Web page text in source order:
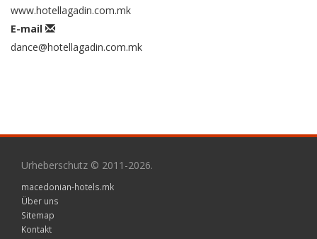
www.hotellagadin.com.mk
E-mail
dance@hotellagadin.com.mk
Urheberschutz © 2011-2026.
macedonian-hotels.mk
Über uns
Sitemap
Kontakt